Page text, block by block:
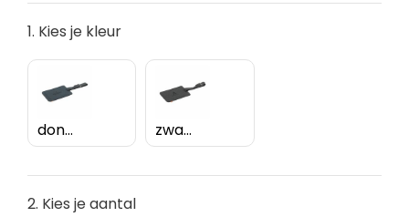
1. Kies je kleur
donkerblauw zwart
2. Kies je aantal